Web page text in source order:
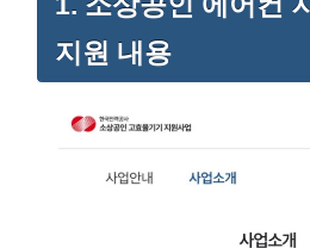
지원 내용